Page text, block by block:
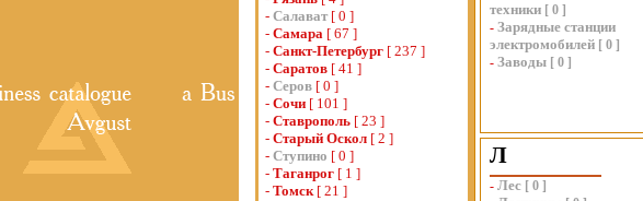
- Салават [ 0 ]
- Самара [ 67 ]
- Санкт-Петербург [ 237 ]
- Саратов [ 41 ]
- Серов [ 0 ]
- Сочи [ 101 ]
- Ставрополь [ 23 ]
- Старый Оскол [ 2 ]
- Ступино [ 0 ]
- Таганрог [ 1 ]
- Томск[ 21 ]
техники [ 0 ]
- Зарядные станции
электромобилей [ 0 ]
- Заводы [ 0 ]
Л
- Лес [ 0 ]